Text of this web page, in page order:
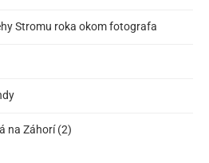
Stromu roka okom fotografa
na Záhorí (2)